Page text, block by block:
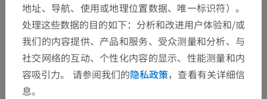
系统解剖学> 心血管系统> 静脉> 上腔静脉>
头臂静脉>
底层结构：这个解剖部位没有子结构
地址、导航、使用或地理位置数据、唯一标识符）。
处理这些数据的目的如下：分析和改进用户体验和/或
我们的内容提供、产品和服务、受众测量和分析、与
社交网络的互动、个性化内容的显示、性能测量和内
容吸引力。 请参阅我们的隐私政策，查看有关详细信
息。